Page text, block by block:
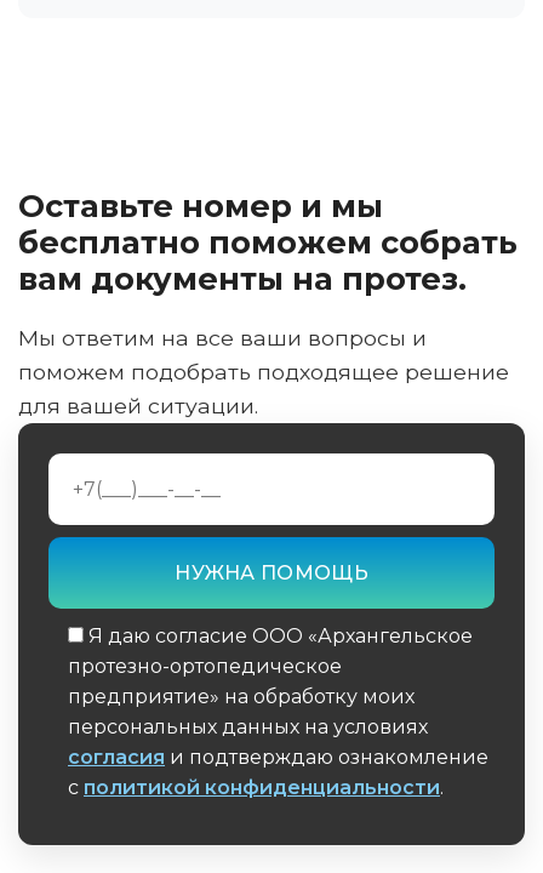
Оставьте номер и мы
бесплатно поможем собрать
вам документы на протез.
Мы ответим на все ваши вопросы и
поможем подобрать подходящее решение
для вашей ситуации.
Я даю согласие ООО «Архангельское
протезно-ортопедическое
предприятие» на обработку моих
персональных данных на условиях
согласия и подтверждаю ознакомление
с политикой конфиденциальности.